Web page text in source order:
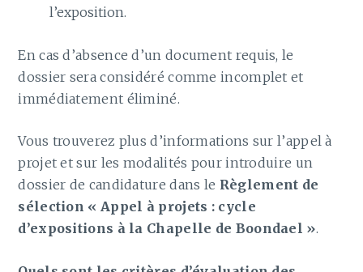
l’exposition.
En cas d’absence d’un document requis, le
dossier sera considéré comme incomplet et
immédiatement éliminé.
Vous trouverez plus d’informations sur l’appel à
projet et sur les modalités pour introduire un
dossier de candidature dans le Règlement de
sélection « Appel à projets : cycle
d’expositions à la Chapelle de Boondael ».